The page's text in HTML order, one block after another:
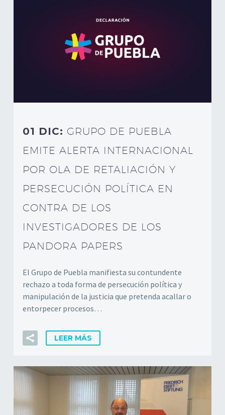
01 DIC: GRUPO DE PUEBLA
EMITE ALERTA INTERNACIONAL
POR OLA DE RETALIACIÓN Y
PERSECUCIÓN POLÍTICA EN
CONTRA DE LOS
INVESTIGADORES DE LOS
PANDORA PAPERS
El Grupo de Puebla manifiesta su contundente
rechazo a toda forma de persecución política y
manipulación de la justicia que pretenda acallar o
entorpecer procesos…
LEER MÁS